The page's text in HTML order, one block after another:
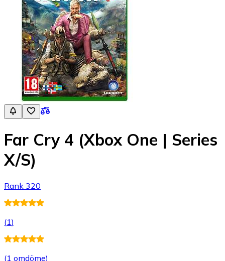
Far Cry 4 (Xbox One | Series
X/S)
Rank 320
(1)
(1 omdöme)